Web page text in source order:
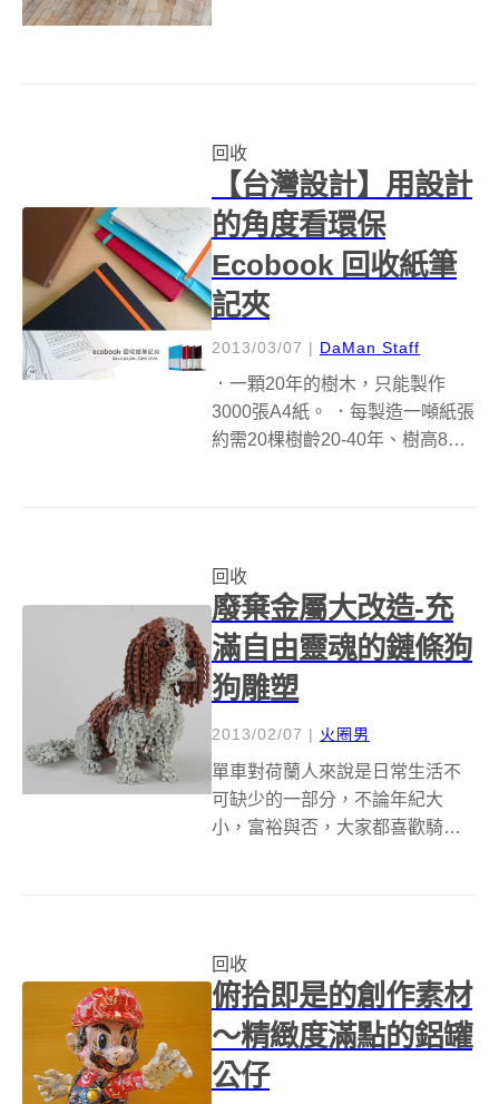
的木塊來改造成椅子，還可以自
回收
【台灣設計】用設計
的角度看環保
Ecobook 回收紙筆
記夾
2013/03/07 | DaMan Staff
．一顆20年的樹木，只能製作
3000張A4紙。 ．每製造一噸紙張
約需20棵樹齡20-40年、樹高8公
人們對於環...
回收
廢棄金屬大改造-充
滿自由靈魂的鏈條狗
狗雕塑
2013/02/07 | 火圈男
單車對荷蘭人來說是日常生活不
可缺少的一部分，不論年紀大
小，富裕與否，大家都喜歡騎著
極規劃良好的騎乘環境也是重要
的原因。幾乎人腳一...
回收
俯拾即是的創作素材
～精緻度滿點的鋁罐
公仔